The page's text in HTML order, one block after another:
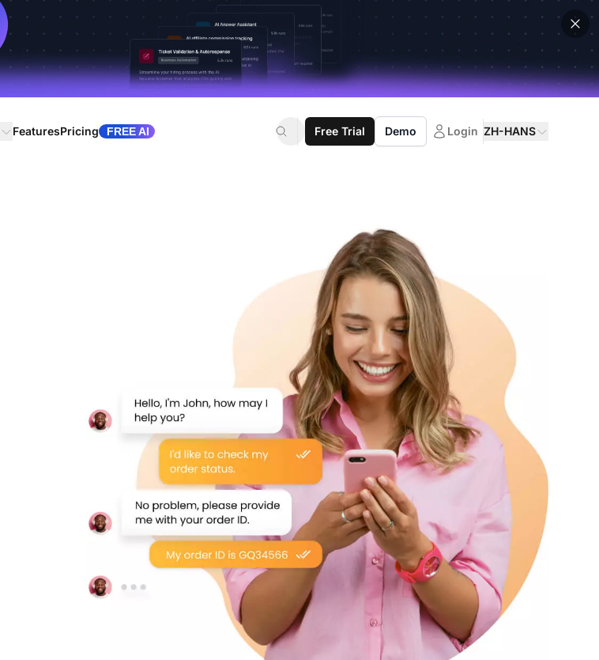
FeaturesPricing FREE AI Free Trial Demo Login ZH-HANS